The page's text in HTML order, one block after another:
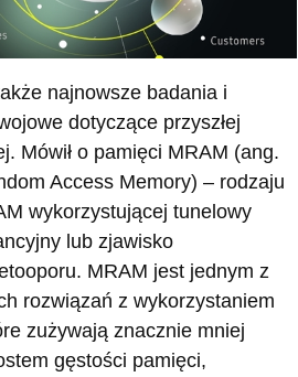
najnowsze badania i
dotyczące przyszłej
Mówił o pamięci MRAM (ang.
Access Memory) – rodzaju
wykorzystującej tunelowy
lub zjawisko
MRAM jest jednym z
rozwiązań z wykorzystaniem
zużywają znacznie mniej
gęstości pamięci,